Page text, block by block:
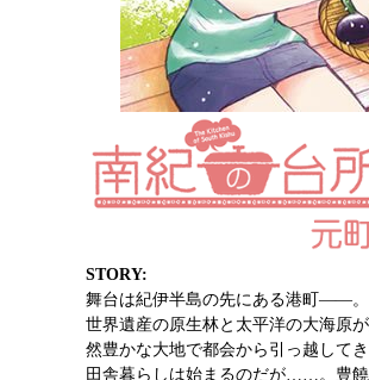
STORY:
舞台は紀伊半島の先にある港町—―。
世界遺産の原生林と太平洋の大海原
然豊かな大地で都会から引っ越して
田舎暮らしは始まるのだが……。豊